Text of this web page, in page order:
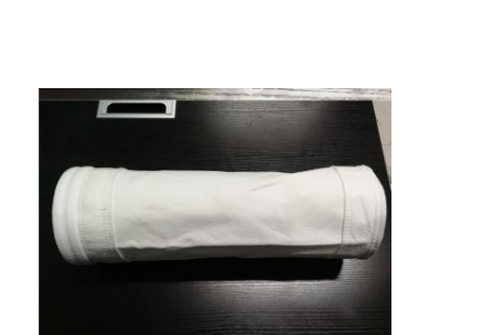
वायु शोधक फ़िल्टर
ओरिगेमी फोल्डिंग मशीन